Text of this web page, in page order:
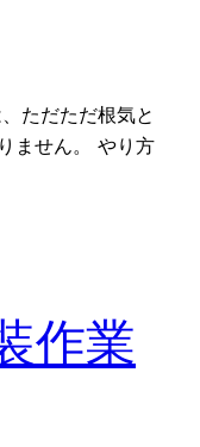
ただただ根気と
ません。 やり方
作業